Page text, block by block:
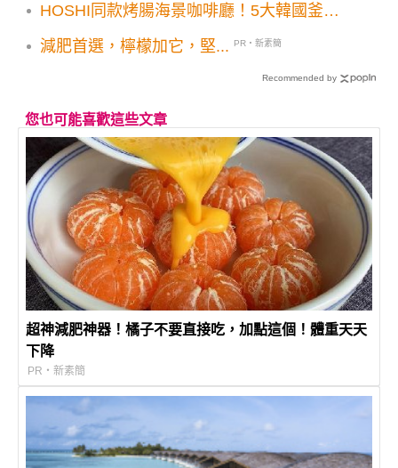
HOSHI同款烤腸海景咖啡廳！5大韓國釜山
減肥首選，檸檬加它，堅...
PR・新素簡
Recommended by
您也可能喜歡這些文章
超神減肥神器！橘子不要直接吃，加點這個！體重天天
下降
PR・新素簡